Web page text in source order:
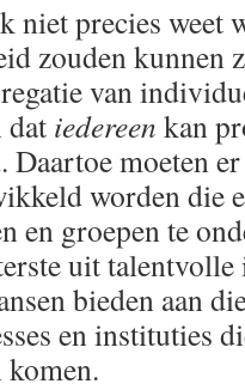
niet precies weet
zouden kunnen
van
dat iedereen kan
moeten
worden die
en groepen te
uit
bieden aan
en instituties